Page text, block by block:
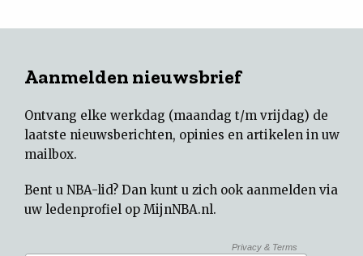
Aanmelden nieuwsbrief
Ontvang elke werkdag (maandag t/m vrijdag) de
laatste nieuwsberichten, opinies en artikelen in uw
mailbox.
Bent u NBA-lid? Dan kunt u zich ook aanmelden via
uw ledenprofiel op MijnNBA.nl.